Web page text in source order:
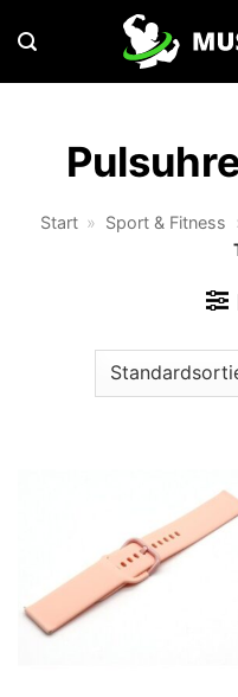
Inhalt
springen
Start » Sport & Fitness